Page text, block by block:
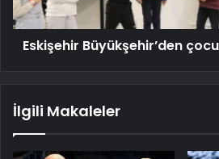
Eskişehir Büyükşehir’den
İlgili Makaleler